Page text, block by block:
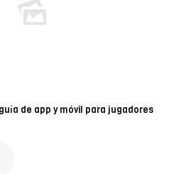
de app y móvil para jugadores